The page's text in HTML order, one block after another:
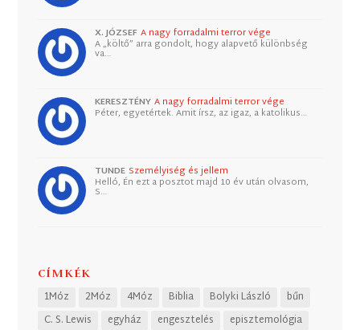
X. JÓZSEF A nagy forradalmi terror vége
A „költő” arra gondolt, hogy alapvető különbség
va…
KERESZTÉNY A nagy forradalmi terror vége
Péter, egyetértek. Amit írsz, az igaz, a katolikus…
TUNDE Személyiség és jellem
Helló, Én ezt a posztot majd 10 év után olvasom,
S…
CÍMKÉK
1Móz 2Móz 4Móz Biblia Bolyki László
bűn
C. S. Lewis
egyház engesztelés
episztemológia